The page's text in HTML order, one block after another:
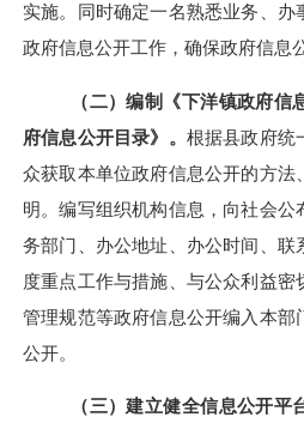
实施。同时确定一名熟悉业务、
政府信息公开工作，确保政府信息
（二）编制《下洋镇政府
府信息公开目录》。 根据县政府统
众获取本单位政府信息公开的方法
明。编写组织机构信息，向社会公
务部门、办公地址、办公时间、联
度重点工作与措施、与公众利益
管理规范等政府信息公开编入本部
公开。
（三）建立健全信息公开平